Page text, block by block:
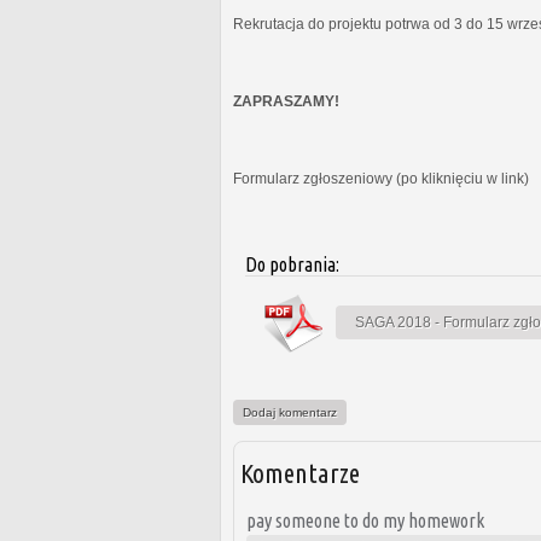
Rekrutacja do projektu potrwa od 3 do 15
ZAPRASZAMY!
Formularz zgłoszeniowy (po kliknięciu w link)
Do pobrania:
SAGA 2018 - Formularz
Dodaj komentarz
Komentarze
pay someone to do my homework